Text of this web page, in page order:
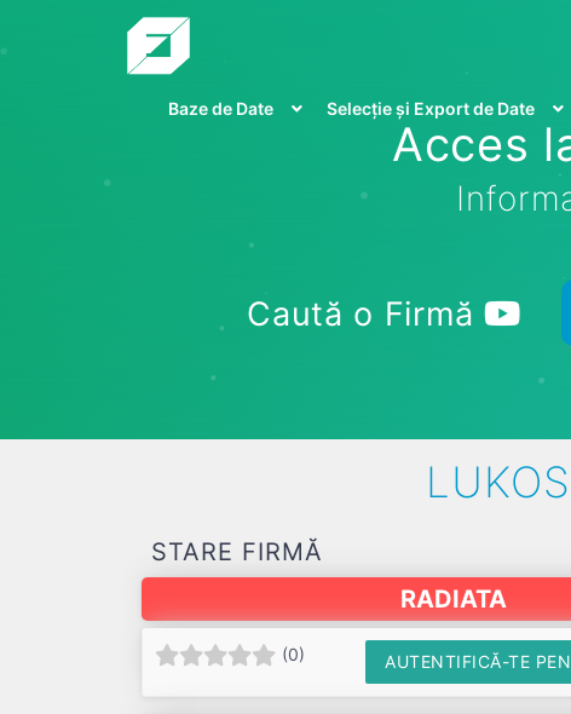
Baze de Date Selecție și Export de Date
Acces
Caută o Firmă
STARE FIRMĂ
RADIATA
(0) AUTENTIFICĂ-TE